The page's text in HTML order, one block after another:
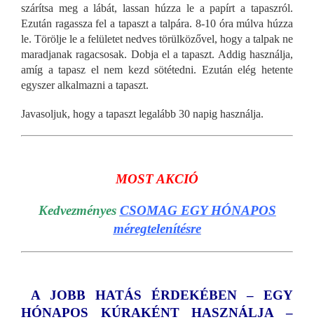
szárítsa meg a lábát, lassan húzza le a papírt a tapaszról.
Ezután ragassza fel a tapaszt a talpára. 8-10 óra múlva húzza
le. Törölje le a felületet nedves törülközővel, hogy a talpak ne
maradjanak ragacsosak. Dobja el a tapaszt. Addig használja,
amíg a tapasz el nem kezd sötétedni. Ezután elég hetente
egyszer alkalmazni a tapaszt.
Javasoljuk, hogy a tapaszt legalább 30 napig használja.
MOST AKCIÓ
Kedvezményes CSOMAG EGY HÓNAPOS
méregtelenítésre
A JOBB HATÁS ÉRDEKÉBEN – EGY
HÓNAPOS KÚRAKÉNT HASZNÁLJA –